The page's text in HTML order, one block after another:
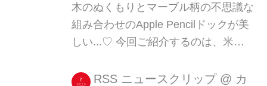
木のぬくもりとマーブル柄の不思議な
組み合わせのApple Pencilドックが美
しい...♡ 今回ご紹介するのは、米
『HYBRID WOOD APPLE PENCIL
RSS ニュースクリップ @ カ